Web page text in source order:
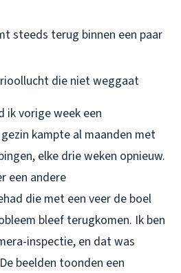
steeds terug binnen een paar
die niet weggaat
ik vorige week een
kampte al maanden met
elke drie weken opnieuw.
een andere
die met een veer de boel
bleef terugkomen. Ik ben
inspectie, en dat was
beelden toonden een